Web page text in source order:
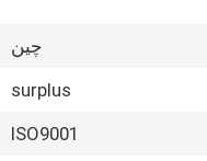
چین
surplus
ISO9001